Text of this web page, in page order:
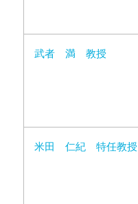
武者 満 教授
米田 仁紀 特任教授